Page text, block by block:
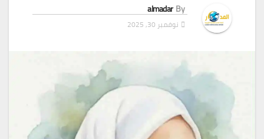
By
almadar
نوفمبر 30, 2025